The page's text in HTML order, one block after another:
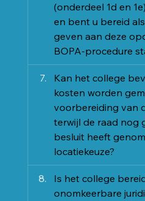
(onderdeel 1d en
en bent u bereid
geven aan deze
BOPA-procedure
Kan het college
kosten worden
voorbereiding van
terwijl de raad nog
besluit heeft
locatiekeuze?
Is het college
onomkeerbare